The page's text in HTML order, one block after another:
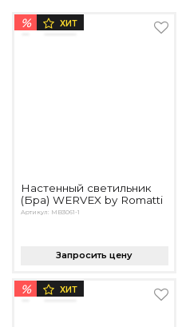
% ХИТ
Настенный светильник
(Бра) WERVEX by Romatti
Артикул: MB3061-1
Запросить цену
% ХИТ